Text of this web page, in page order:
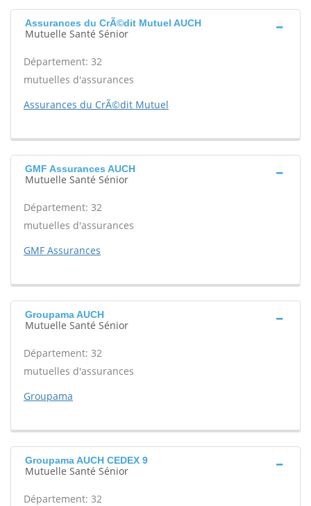
Assurances du CrÃ©dit Mutuel AUCH
Mutuelle Santé Sénior
Département: 32
mutuelles d'assurances
Assurances du CrÃ©dit Mutuel
GMF Assurances AUCH
Mutuelle Santé Sénior
Département: 32
mutuelles d'assurances
GMF Assurances
Groupama AUCH
Mutuelle Santé Sénior
Département: 32
mutuelles d'assurances
Groupama
Groupama AUCH CEDEX 9
Mutuelle Santé Sénior
Département: 32